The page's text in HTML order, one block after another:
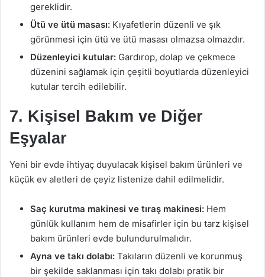
gereklidir.
Ütü ve ütü masası: Kıyafetlerin düzenli ve şık
görünmesi için ütü ve ütü masası olmazsa olmazdır.
Düzenleyici kutular: Gardırop, dolap ve çekmece
düzenini sağlamak için çeşitli boyutlarda düzenleyici
kutular tercih edilebilir.
7. Kişisel Bakım ve Diğer
Eşyalar
Yeni bir evde ihtiyaç duyulacak kişisel bakım ürünleri ve
küçük ev aletleri de çeyiz listenize dahil edilmelidir.
Saç kurutma makinesi ve tıraş makinesi: Hem
günlük kullanım hem de misafirler için bu tarz kişisel
bakım ürünleri evde bulundurulmalıdır.
Ayna ve takı dolabı: Takıların düzenli ve korunmuş
bir şekilde saklanması için takı dolabı pratik bir